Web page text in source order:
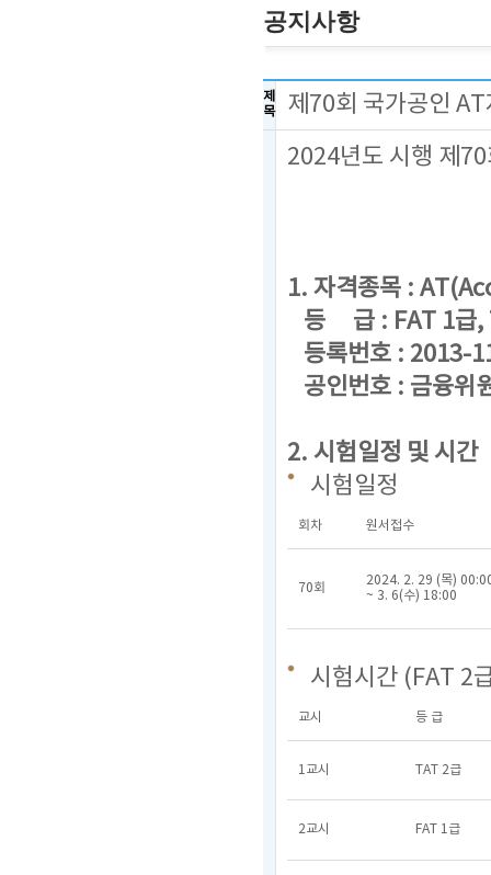
공지사항
제
목
제70회 국가공인
2024년도 시행 제
1. 자격종목 :
등 급 : FAT 1급,
등록번호 : 2013-
공인번호 : 금융위
2. 시험일정 및 시간
시험일정
회차 원서접수
70회
2024. 2. 29 (목)
~ 3. 6(수) 18:00
시험시간 (FAT 2
교시 등 급
1교시 TAT 2급
2교시 FAT 1급